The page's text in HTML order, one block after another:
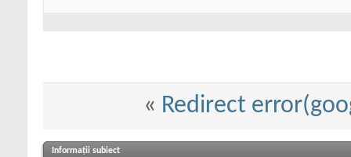
« Redirect
Informații subiect